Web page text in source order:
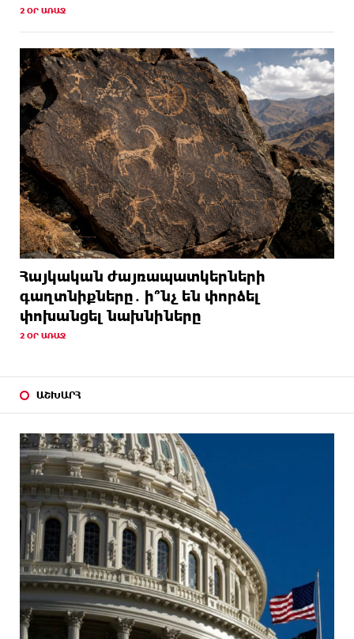
2 ՕՐ ԱՌԱՋ
Հայկական ժայռապատկերների
գաղտնիքները․ ի՞նչ են փորձել
փոխանցել նախնիները
2 ՕՐ ԱՌԱՋ
ԱՇԽԱՐՀ